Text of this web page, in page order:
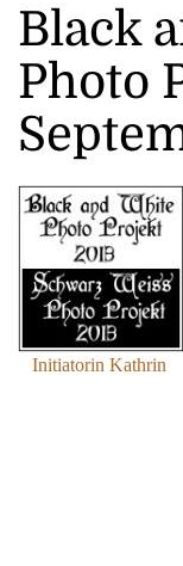
Black
Photo
Initiatorin Kathrin